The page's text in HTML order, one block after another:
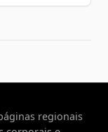
regionais